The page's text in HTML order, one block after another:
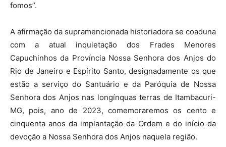
fomos”.
A afirmação da supramencionada historiadora se coaduna
com a atual inquietação dos Frades Menores
Capuchinhos da Província Nossa Senhora dos Anjos do
Rio de Janeiro e Espírito Santo, designadamente os que
estão a serviço do Santuário e da Paróquia de Nossa
Senhora dos Anjos nas longínquas terras de Itambacuri-
MG, pois, ano de 2023, comemoraremos os cento e
cinquenta anos da implantação da Ordem e do início da
devoção a Nossa Senhora dos Anjos naquela região.